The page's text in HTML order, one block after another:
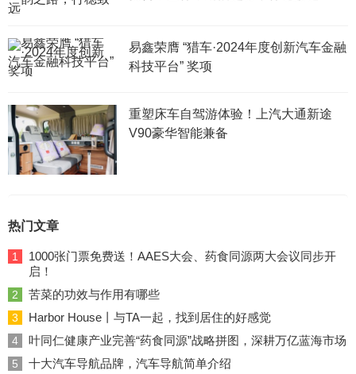
易鑫荣膺 “猎车·2024年度创新汽车金融
科技平台” 奖项
重塑床车自驾游体验！上汽大通新途
V90豪华智能兼备
热门文章
1
1000张门票免费送！AAES大会、药食同源两大会议同步开
启！
2 苦菜的功效与作用有哪些
3 Harbor House丨与TA一起，找到居住的好感觉
4 叶同仁健康产业完善“药食同源”战略拼图，深耕万亿蓝海市场
5 十大汽车导航品牌，汽车导航简单介绍